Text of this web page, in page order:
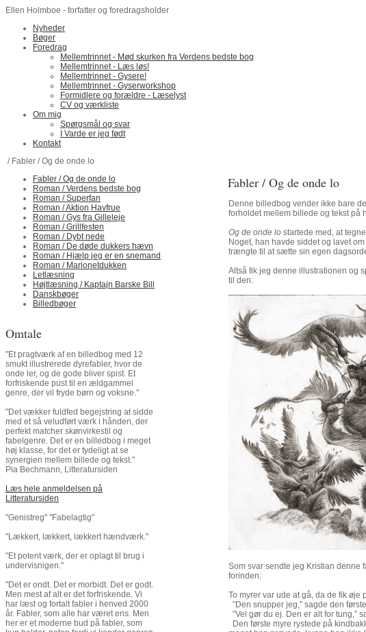
Ellen Holmboe - forfatter og foredragsholder
Nyheder
Bøger
Foredrag
Mellemtrinnet - Mød skurken fra Verdens bedste bog
Mellemtrinnet - Læs løs!
Mellemtrinnet - Gysere!
Mellemtrinnet - Gyserworkshop
Formidlere og forældre - Læselyst
CV og værkliste
Om mig
Spørgsmål og svar
I Varde er jeg født
Kontakt
/ Fabler / Og de onde lo
Fabler / Og de onde lo
Roman / Verdens bedste bog
Roman / Superfan
Roman / Aktion Havfrue
Roman / Gys fra Gilleleje
Roman / Grillfesten
Roman / Dybt nede
Roman / De døde dukkers hævn
Roman / Hjælp jeg er en snemand
Roman / Marionetdukken
Letlæsning
Højtlæsning / Kaptajn Barske Bill
Danskbøger
Billedbøger
Omtale
"Et pragtværk af en billedbog med 12
smukt illustrerede dyrefabler, hvor de
onde ler, og de gode bliver spist. Et
forfriskende pust til en ældgammel
genre, der vil fryde børn og voksne."
"Det vækker fuldfed begejstring at sidde
med et så veludført værk i hånden, der
perfekt matcher skønvirkestil og
fabelgenre. Det er en billedbog i meget
høj klasse, for det er tydeligt at se
synergien mellem billede og tekst."
Pia Bechmann, Litteratursiden
Læs hele anmeldelsen på
Litteratursiden
"Genistreg" "Fabelagtig"
"Lækkert, lækkert, lækkert hændværk."
"Et potent værk, der er oplagt til brug i
undervisnigen."
"Det er ondt. Det er morbidt. Det er godt.
Men mest af alt er det forfriskende. Vi
har læst og fortalt fabler i henved 2000
år. Fabler, som alle har været ens. Men
her er et moderne bud på fabler, som
Fabler / Og de onde lo
Denne billedbog vender ikke bare
forholdet mellem billede og tekst på
Og de onde lo startede med, at
Noget, han havde siddet og lavet
trængte til at sætte sin egen
Altså fik jeg denne illustrationen og
til den:
Som svar sendte jeg Kristian denne
forinden:
To myrer var ude at gå, da de fik øje
”Den snupper jeg,” sagde den
”Vel gør du ej. Den er alt for tung,”
Den første myre rystede på